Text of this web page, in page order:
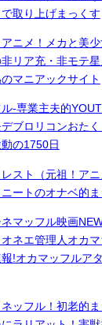
取り上げまっくす
アニメ！メカと美
非リア充・非モテ
マニアックサイト
-専業主夫的
ブロリコンおた
の1750日
レスト（元祖！ア
ニートのオナベ的
マッフル映画
オネエ管理人オカ
報!オカマッフルア
ネッフル！初老的